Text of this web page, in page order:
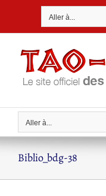
Aller à...
Aller à...
Biblio_bdg-38